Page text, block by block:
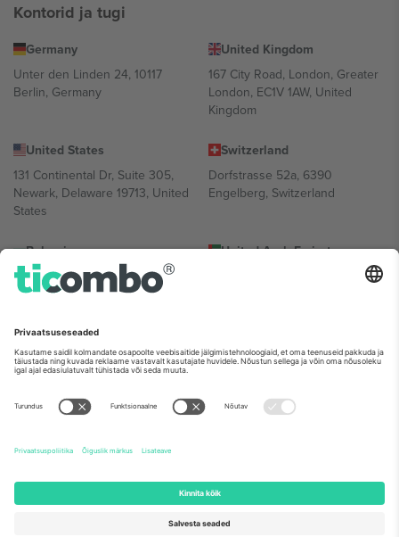
Kontorid ja tugi
Germany
Unter den Linden 24, 10117
Berlin, Germany
United Kingdom
167 City Road, London, Greater
London, EC1V 1AW, United
Kingdom
United States
131 Continental Dr, Suite 305,
Newark, Delaware 19713, United
States
Switzerland
Dorfstrasse 52a, 6390
Engelberg, Switzerland
Bulgaria
Regus Sofia City West, bul
Totleben 53-55, 1606 Sofia,
United Arab Emirates
UAE Dubai Silicon Oasis, DDP
Mexico
Av Chapultepec 360, Roma
Norte, Cuauhtémoc, 06700
Ciudad de México, CDMX,
sündmusest ja/või domeenist. Detailide jaoks vaata konkreetse
sündmuse lehte, impressumit ja tingimusi.,
2026 Ticombo. Kõik õigused kaitstud.